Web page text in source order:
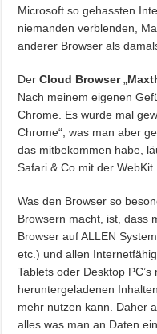
Microsoft so gehassten
niemanden verblenden,
anderer Browser als
DerCloud Browser„
Nach meinem eigenen
Chrome. Es wurde mal
Chrome“, was man aber
das mitbekommen habe,
Safari & Co mit der WebKit
Was den Browser so
Browsern macht, ist, dass
Browser auf ALLEN
etc.) und allen
Tablets oder Desktop PC’s
heruntergeladenen
mehr nutzen kann. Daher
alles was man an Daten